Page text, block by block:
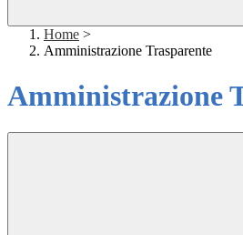
Home >
Amministrazione Trasparente
Amministrazione